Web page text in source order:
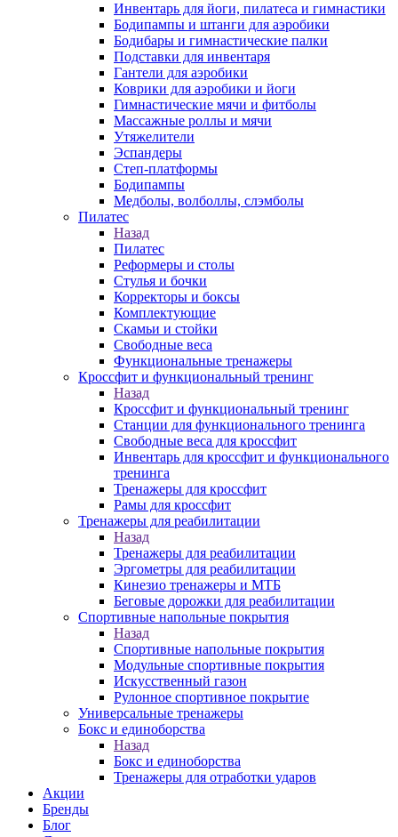
Инвентарь для йоги, пилатеса и гимнастики
Бодипампы и штанги для аэробики
Бодибары и гимнастические палки
Подставки для инвентаря
Гантели для аэробики
Коврики для аэробики и йоги
Гимнастические мячи и фитболы
Массажные роллы и мячи
Утяжелители
Эспандеры
Степ-платформы
Бодипампы
Медболы, волболлы, слэмболы
Пилатес
Назад
Пилатес
Реформеры и столы
Стулья и бочки
Корректоры и боксы
Комплектующие
Скамьи и стойки
Свободные веса
Функциональные тренажеры
Кроссфит и функциональный тренинг
Назад
Кроссфит и функциональный тренинг
Станции для функционального тренинга
Свободные веса для кроссфит
Инвентарь для кроссфит и функционального
тренинга
Тренажеры для кроссфит
Рамы для кроссфит
Тренажеры для реабилитации
Назад
Тренажеры для реабилитации
Эргометры для реабилитации
Кинезио тренажеры и МТБ
Беговые дорожки для реабилитации
Спортивные напольные покрытия
Назад
Спортивные напольные покрытия
Модульные спортивные покрытия
Искусственный газон
Рулонное спортивное покрытие
Универсальные тренажеры
Бокс и единоборства
Назад
Бокс и единоборства
Тренажеры для отработки ударов
Акции
Бренды
Блог